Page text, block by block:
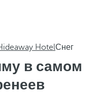
HotelСнег
в самом